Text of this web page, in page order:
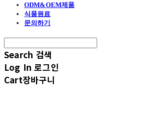
ODM&OEM제품
식품원료
문의하기
Search 검색
Log In 로그인
Cart장바구니